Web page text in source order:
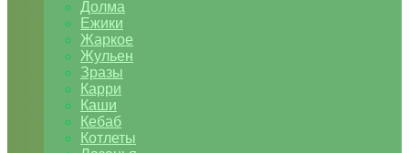
Долма
Ежики
Жаркое
Жульен
Зразы
Карри
Каши
Кебаб
Котлеты